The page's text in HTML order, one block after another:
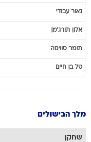
נאור עבודי
אלון תורג'מן
תומר סוויסה
טל בן חיים
מלך הבישולים
שחקן